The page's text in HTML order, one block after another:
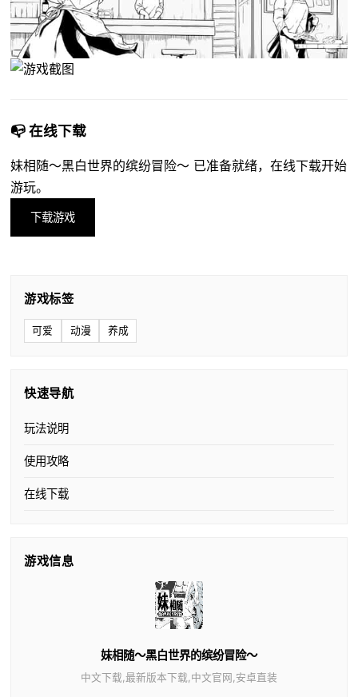
📭 在线下载
妹相随～黑白世界的缤纷冒险～ 已准备就绪，在线下载开始
游玩。
下载游戏
游戏标签
可爱 动漫 养成
快速导航
玩法说明
使用攻略
在线下载
游戏信息
妹相随～黑白世界的缤纷冒险～
中文下载,最新版本下载,中文官网,安卓直装